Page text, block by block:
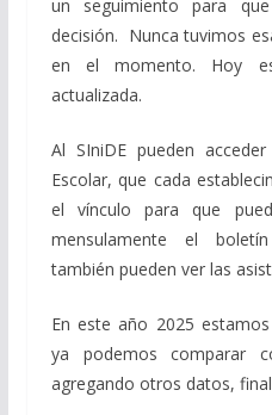
un seguimiento para
decisión. Nunca tuvimos
en el momento. Hoy
actualizada.
Al SIniDE pueden
Escolar, que cada
el vínculo para que
mensulamente el
también pueden ver las
En este año 2025
ya podemos comparar
agregando otros datos,